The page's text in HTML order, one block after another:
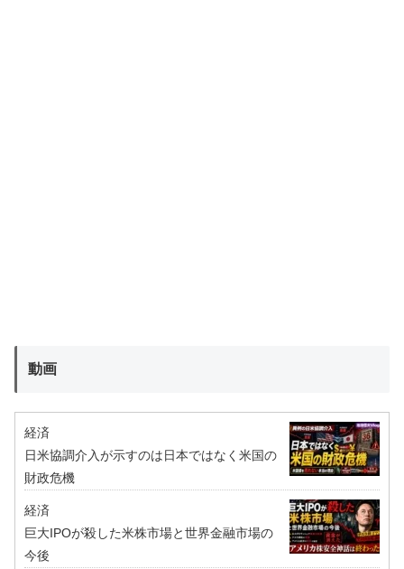
動画
経済
日米協調介入が示すのは日本ではなく米国の
財政危機
経済
巨大IPOが殺した米株市場と世界金融市場の
今後